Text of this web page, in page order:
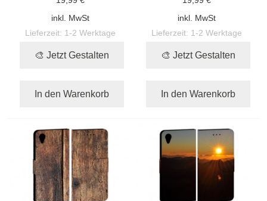
inkl. MwSt
Lieferzeit: 1-2 Werktage
🎨 Jetzt Gestalten
In den Warenkorb
inkl. MwSt
Lieferzeit: 1-2 Werktage
🎨 Jetzt Gestalten
In den Warenkorb